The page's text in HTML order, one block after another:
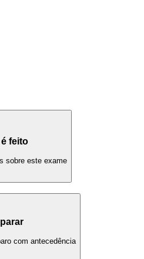
feito
sobre este exame
com antecedência